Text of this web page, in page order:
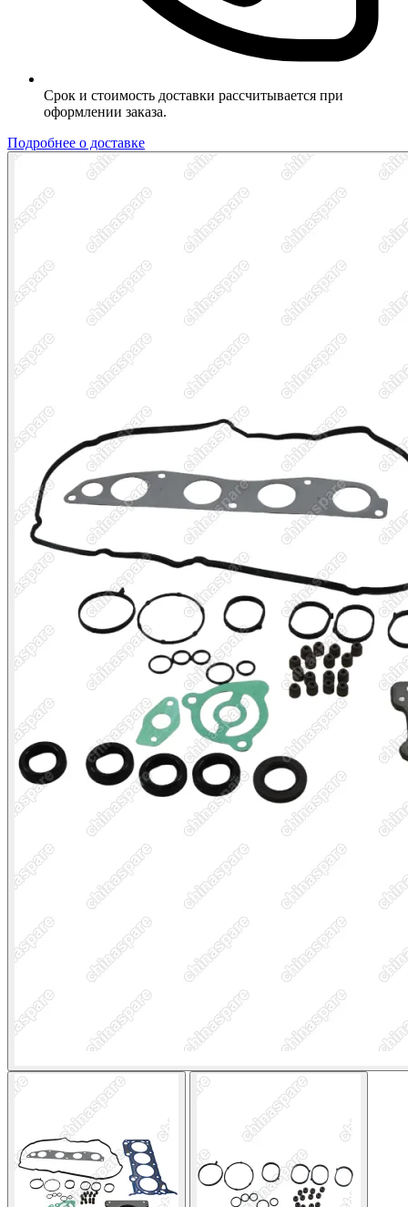
Срок и стоимость доставки рассчитывается при
оформлении заказа.
Подробнее о доставке